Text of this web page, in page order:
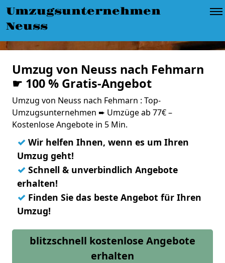
Umzugsunternehmen
Neuss
Umzug von Neuss nach Fehmarn
☛ 100 % Gratis-Angebot
Umzug von Neuss nach Fehmarn : Top-
Umzugsunternehmen ➨ Umzüge ab 77€ –
Kostenlose Angebote in 5 Min.
✓ Wir helfen Ihnen, wenn es um Ihren
Umzug geht!
✓ Schnell & unverbindlich Angebote
erhalten!
✓ Finden Sie das beste Angebot für Ihren
Umzug!
blitzschnell kostenlose Angebote
erhalten